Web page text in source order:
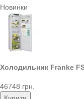
Новинки
Холодильник Franke
46748 грн.